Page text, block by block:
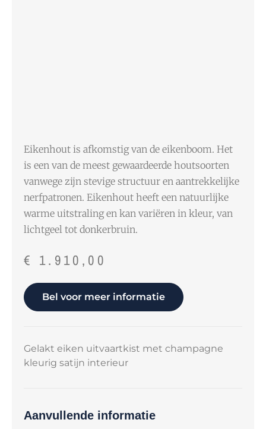
Eikenhout is afkomstig van de eikenboom. Het
is een van de meest gewaardeerde houtsoorten
vanwege zijn stevige structuur en aantrekkelijke
nerfpatronen. Eikenhout heeft een natuurlijke
warme uitstraling en kan variëren in kleur, van
lichtgeel tot donkerbruin.
€ 1.910,00
Bel voor meer informatie
Gelakt eiken uitvaartkist met champagne
kleurig satijn interieur
Aanvullende informatie